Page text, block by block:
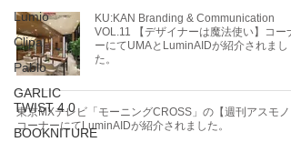
Lumio
Clipa
Pablo
GARLIC
TWIST 4.0
BOOKNITURE
KU:KAN Branding & Communication
VOL.11 【デザイナーは魔法使い】コーナ
ーにてUMAとLuminAIDが紹介されまし
た。
東京MXテレビ「モーニングCROSS」の【週刊アスモノ
コーナーにてLuminAIDが紹介されました。